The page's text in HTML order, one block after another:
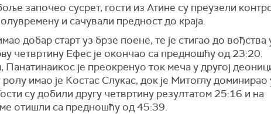
започео сусрет, гости из Атине су преузели
и сачували предност до краја.
добар старт уз брзе поене, те је стигао до вођства
четвртину Ефес је окончао са предношћу од 23:20.
Панатинаикос је преокренуо ток меча у другој
имао је Костас Слукас, док је Митоглу доминирао
су добили другу четвртину резултатом 25:16 и на
отишли са предношћу од 45:39.